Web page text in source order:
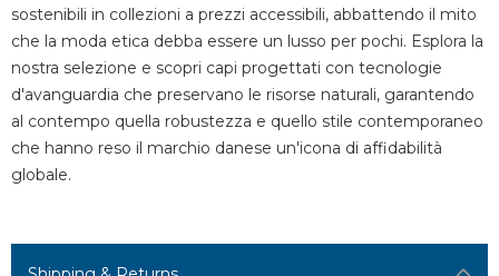
sostenibili in collezioni a prezzi accessibili, abbattendo il mito
che la moda etica debba essere un lusso per pochi. Esplora la
nostra selezione e scopri capi progettati con tecnologie
d'avanguardia che preservano le risorse naturali, garantendo
al contempo quella robustezza e quello stile contemporaneo
che hanno reso il marchio danese un'icona di affidabilità
globale.